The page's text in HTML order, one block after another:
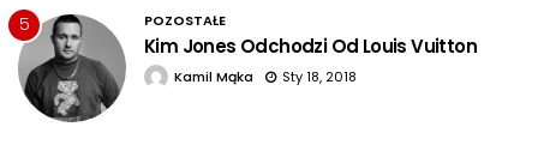
5 POZOSTAŁE
Kim Jones Odchodzi Od Louis Vuitton
Kamil Mąka Sty 18, 2018